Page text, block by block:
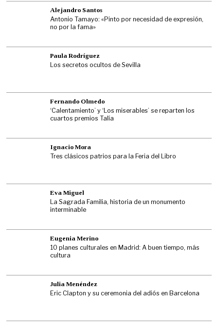
Alejandro Santos
Antonio Tamayo: «Pinto por necesidad de expresión,
no por la fama»
Paula Rodríguez
Los secretos ocultos de Sevilla
Fernando Olmedo
‘Calentamiento’ y ‘Los miserables’ se reparten los
cuartos premios Talía
Ignacio Mora
Tres clásicos patrios para la Feria del Libro
Eva Miguel
La Sagrada Familia, historia de un monumento
interminable
Eugenia Merino
10 planes culturales en Madrid: A buen tiempo, más
cultura
Julia Menéndez
Eric Clapton y su ceremonia del adiós en Barcelona